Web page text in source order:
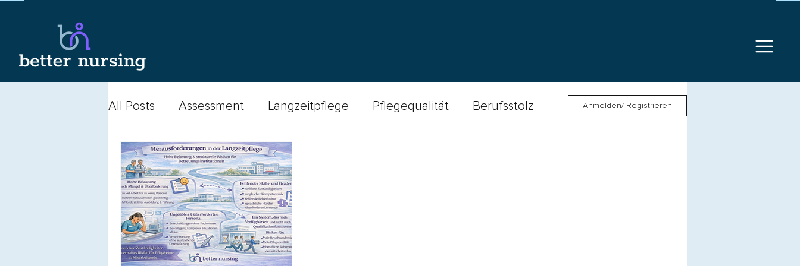
All Posts Assessment Langzeitpflege Pflegequalität Berufsstolz
APN Beruf der Pflege
Finanzierung Politik Ethik
Bewohnendensicherheit Sturzprophylaxe
Anmelden/ Registrieren